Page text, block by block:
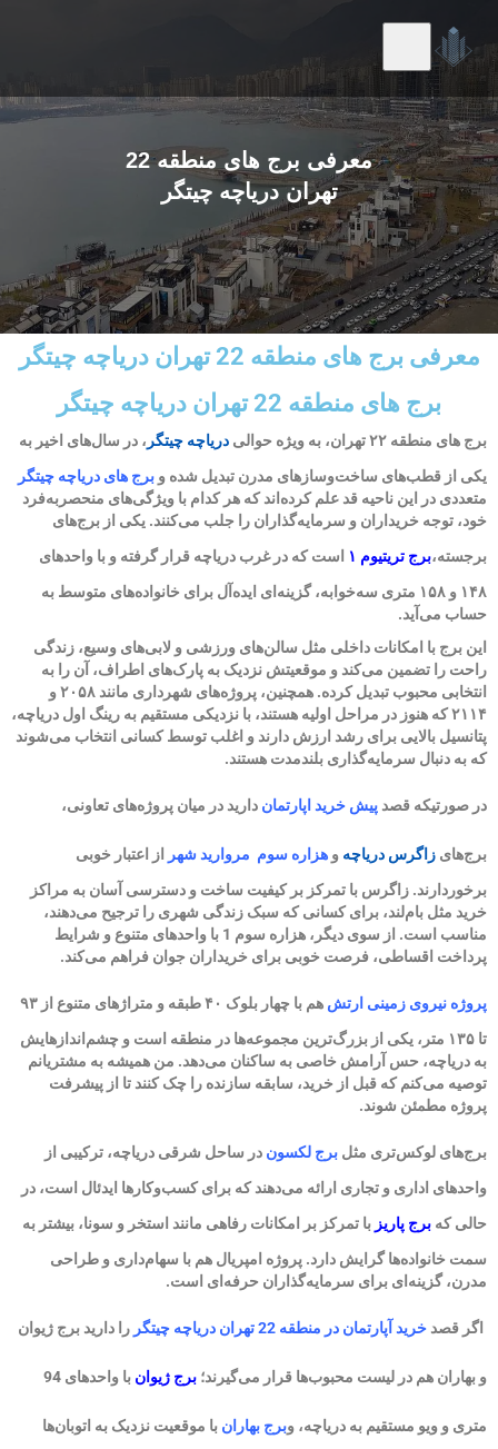
معرفی برج های منطقه 22
تهران دریاچه چیتگر
معرفی برج های منطقه 22 تهران دریاچه چیتگر
برج های منطقه 22 تهران دریاچه چیتگر
برج های منطقه ۲۲ تهران، به ویژه حوالی دریاچه چیتگر، در سال‌های اخیر به
یکی از قطب‌های ساخت‌وسازهای مدرن تبدیل شده و برج‌ های دریاچه چیتگر
متعددی در این ناحیه قد علم کرده‌اند که هر کدام با ویژگی‌های منحصربه‌فرد
خود، توجه خریداران و سرمایه‌گذاران را جلب می‌کنند. یکی از برج‌های
برجسته،برج تریتیوم ۱
است که در غرب دریاچه قرار گرفته و با واحدهای
۱۴۸ و ۱۵۸ متری سه‌خوابه، گزینه‌ای ایده‌آل برای خانواده‌های متوسط به
حساب می‌آید.
این برج با امکانات داخلی مثل سالن‌های ورزشی و لابی‌های وسیع، زندگی
راحت را تضمین می‌کند و موقعیتش نزدیک به پارک‌های اطراف، آن را به
انتخابی محبوب تبدیل کرده. همچنین، پروژه‌های شهرداری مانند ۲۰۵۸ و
۲۱۱۴ که هنوز در مراحل اولیه هستند، با نزدیکی مستقیم به رینگ اول دریاچه،
پتانسیل بالایی برای رشد ارزش دارند و اغلب توسط کسانی انتخاب می‌شوند
که به دنبال سرمایه‌گذاری بلندمدت هستند.
در صورتیکه قصدپیش خرید اپارتماندارید در میان پروژه‌های تعاونی،
برج‌هایزاگرس دریاچهو هزاره سوم مروارید شهراز اعتبار خوبی
برخوردارند. زاگرس با تمرکز بر کیفیت ساخت و دسترسی آسان به مراکز
خرید مثل بام‌لند، برای کسانی که سبک زندگی شهری را ترجیح می‌دهند،
مناسب است. از سوی دیگر، هزاره سوم 1 با واحدهای متنوع و شرایط
پرداخت اقساطی، فرصت خوبی برای خریداران جوان فراهم می‌کند.
پروژه نیروی زمینی ارتش
هم با چهار بلوک ۴۰ طبقه و متراژهای متنوع از ۹۳
تا ۱۳۵ متر، یکی از بزرگ‌ترین مجموعه‌ها در منطقه است و چشم‌اندازهایش
به دریاچه، حس آرامش خاصی به ساکنان می‌دهد. من همیشه به مشتریانم
توصیه می‌کنم که قبل از خرید، سابقه سازنده را چک کنند تا از پیشرفت
پروژه مطمئن شوند.
برج‌های لوکس‌تری مثلبرج لکسوندر ساحل شرقی دریاچه، ترکیبی از
واحدهای اداری و تجاری ارائه می‌دهند که برای کسب‌وکارها ایدئال است، در
حالی کهبرج پاریزبا تمرکز بر امکانات رفاهی مانند استخر و سونا، بیشتر به
سمت خانواده‌ها گرایش دارد. پروژه امپریال هم با سهام‌داری و طراحی
مدرن، گزینه‌ای برای سرمایه‌گذاران حرفه‌ای است.
اگر قصدخرید آپارتمان در منطقه 22 تهران دریاچه چیتگر را دارید برج ژیوان
و بهاران هم در لیست محبوب‌ها قرار می‌گیرند؛برج ژیوان با واحدهای 94
متری و ویو مستقیم به دریاچه، و برج بهاران با موقعیت نزدیک به اتوبان‌ها